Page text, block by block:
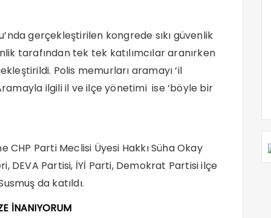
gerçekleştirilen kongrede sıkı güvenlik
tarafından tek tek katılımcılar aranırken
Polis memurları aramayı ‘il
ilgili il ve ilçe yönetimi ise ‘böyle bir
Parti Meclisi Üyesi Hakkı Süha Okay
DEVA Partisi, İYİ Parti, Demokrat Partisi ilçe
da katıldı.
İNANIYORUM